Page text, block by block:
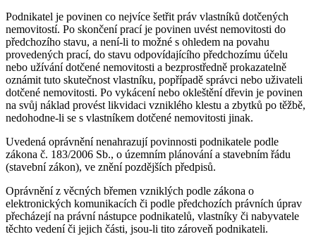
Podnikatel je povinen co nejvíce šetřit práv vlastníků dotčených
nemovitostí. Po skončení prací je povinen uvést nemovitosti do
předchozího stavu, a není-li to možné s ohledem na povahu
provedených prací, do stavu odpovídajícího předchozímu účelu
nebo užívání dotčené nemovitosti a bezprostředně prokazatelně
oznámit tuto skutečnost vlastníku, popřípadě správci nebo uživateli
dotčené nemovitosti. Po vykácení nebo okleštění dřevin je povinen
na svůj náklad provést likvidaci vzniklého klestu a zbytků po těžbě,
nedohodne-li se s vlastníkem dotčené nemovitosti jinak.
Uvedená oprávnění nenahrazují povinnosti podnikatele podle
zákona č. 183/2006 Sb., o územním plánování a stavebním řádu
(stavební zákon), ve znění pozdějších předpisů.
Oprávnění z věcných břemen vzniklých podle zákona o
elektronických komunikacích či podle předchozích právních úprav
přecházejí na právní nástupce podnikatelů, vlastníky či nabyvatele
těchto vedení či jejich části, jsou-li tito zároveň podnikateli.